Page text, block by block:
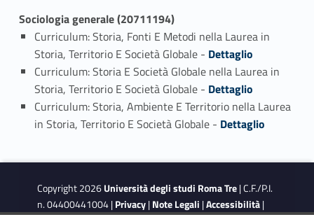
Sociologia generale (20711194)
Curriculum: Storia, Fonti E Metodi nella Laurea in
Storia, Territorio E Società Globale - Link identifier #identifier_person_8152-1
Dettaglio
Curriculum: Storia E Società Globale nella Laurea in
Storia, Territorio E Società Globale - Link identifier #identifier_person_96193-2
Dettaglio
Curriculum: Storia, Ambiente E Territorio nella Laurea
in Storia, Territorio E Società Globale - Link identifier #identifier_person_56492-3
Dettaglio
Copyright 2026Università degli studi Roma Tre| C.F./P.I.
n. 04400441004 |Privacy|Note Legali |Accessibilità|